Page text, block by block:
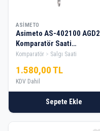
ASIMETO
Asimeto AS-402100 AGD2
Komparatör Saati
Sap:8mm 0-10mmx0.01
Komparatör Salgı Saati
1.580,00 TL
KDV Dahil
Sepete Ekle